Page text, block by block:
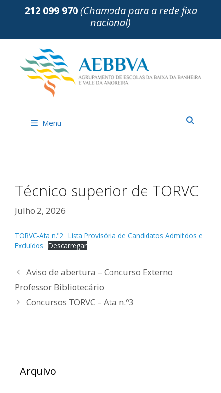
212 099 970(Chamada para a rede fixa
nacional)
Menu
Técnico superior de TORVC
Julho 2, 2026
TORVC-Ata n.º2_ Lista Provisória de Candidatos Admitidos e
Excluídos Descarregar
Aviso de abertura – Concurso Externo
Professor Bibliotecário
Concursos TORVC – Ata n.º3
Arquivo